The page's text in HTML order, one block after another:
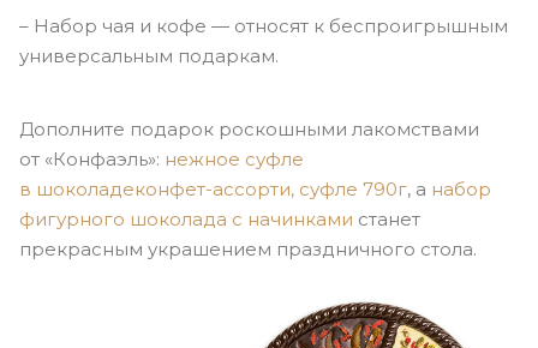
– Набор чая и кофе — относят к беспроигрышным
универсальным подаркам.
Дополните подарок роскошными лакомствами
от «Конфаэль»: нежное суфле
в шоколадеконфет-ассорти, суфле 790г, а набор
фигурного шоколада с начинками станет
прекрасным украшением праздничного стола.